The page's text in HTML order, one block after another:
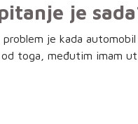
je
je kada
toga, međutim imam